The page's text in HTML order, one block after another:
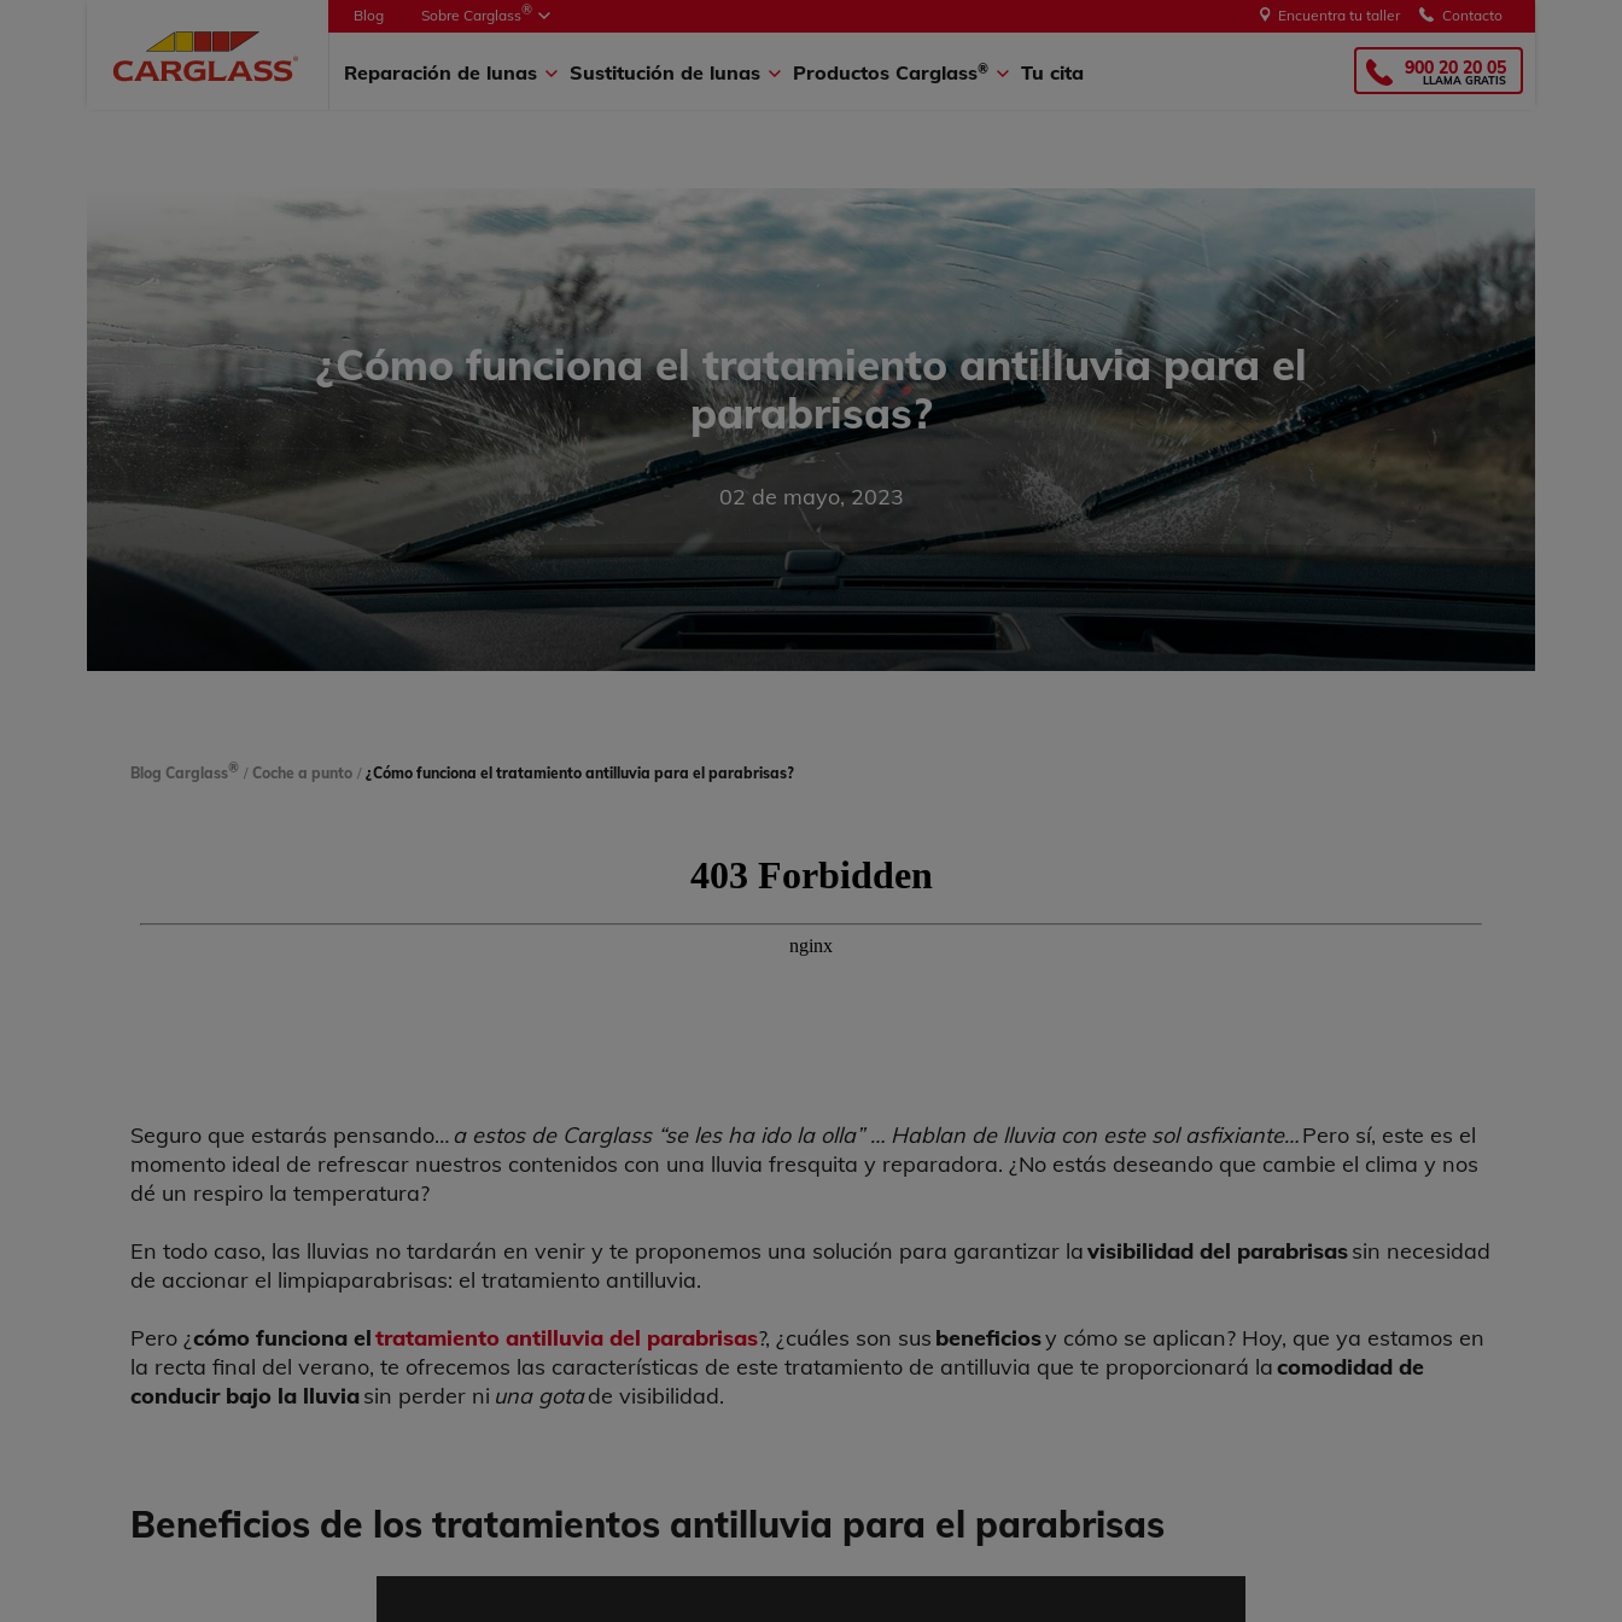
Blog Sobre Carglass® Encuentra tu taller Contacto
Reparación de lunas Sustitución de lunas Productos Carglass® Tu cita 900 20 20 05
LLAMA GRATIS
®
¿Cómo funciona el tratamiento antilluvia para el
parabrisas?
02 de mayo, 2023
Blog Carglass® / Coche a punto / ¿Cómo funciona el tratamiento antilluvia para el parabrisas?
Seguro que estarás pensando… a estos de Carglass “se les ha ido la olla” … Hablan de lluvia con este sol asfixiante…Pero sí, este es el
momento ideal de refrescar nuestros contenidos con una lluvia fresquita y reparadora. ¿No estás deseando que cambie el clima y nos
dé un respiro la temperatura?
En todo caso, las lluvias no tardarán en venir y te proponemos una solución para garantizar lavisibilidad del parabrisassin necesidad
de accionar el limpiaparabrisas: el tratamiento antilluvia.
Pero ¿cómo funciona eltratamiento antilluvia del parabrisas?, ¿cuáles son sus beneficiosy cómo se aplican? Hoy, que ya estamos en
la recta final del verano, te ofrecemos las características de este tratamiento de antilluvia que te proporcionará lacomodidad de
conducir bajo la lluviasin perder ni una gotade visibilidad.
Beneficios de los tratamientos antilluvia para el parabrisas